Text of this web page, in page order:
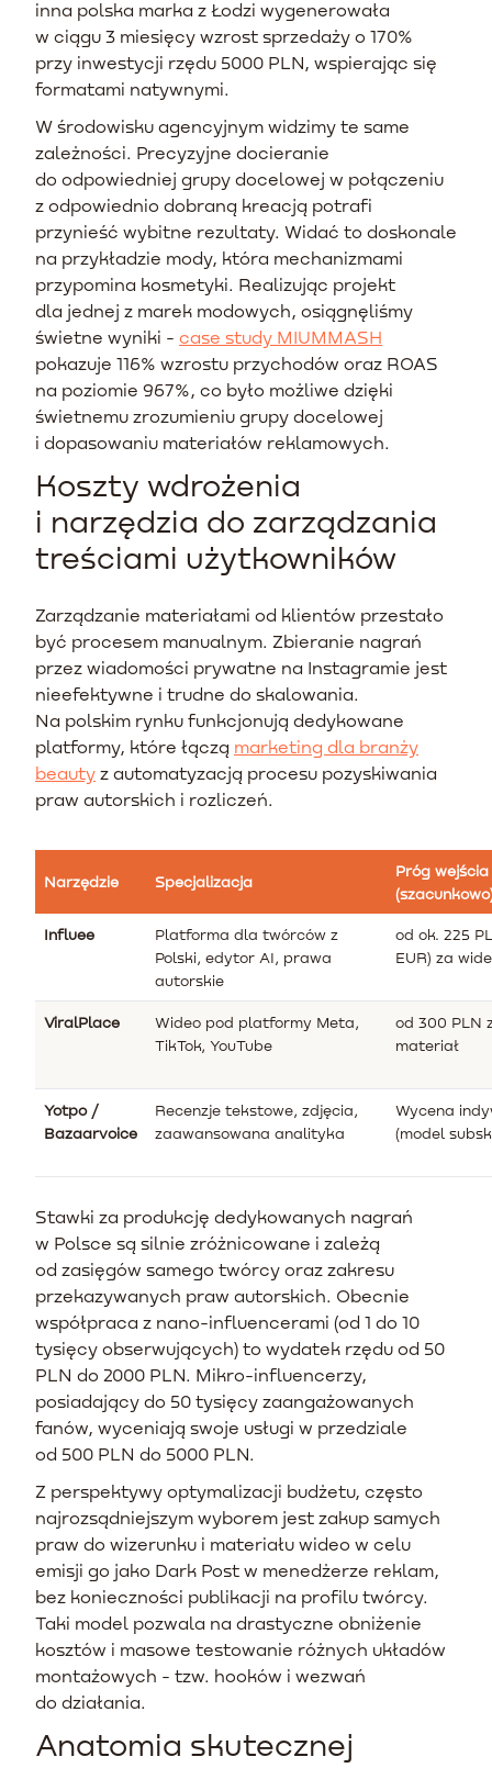
inna polska marka z Łodzi wygenerowała
w ciągu 3 miesięcy wzrost sprzedaży o 170%
przy inwestycji rzędu 5000 PLN, wspierając się
formatami natywnymi.
W środowisku agencyjnym widzimy te same
zależności. Precyzyjne docieranie
do odpowiedniej grupy docelowej w połączeniu
z odpowiednio dobraną kreacją potrafi
przynieść wybitne rezultaty. Widać to doskonale
na przykładzie mody, która mechanizmami
przypomina kosmetyki. Realizując projekt
dla jednej z marek modowych, osiągnęliśmy
świetne wyniki - case study MIUMMASH
pokazuje 116% wzrostu przychodów oraz ROAS
na poziomie 967%, co było możliwe dzięki
świetnemu zrozumieniu grupy docelowej
i dopasowaniu materiałów reklamowych.
Koszty wdrożenia
i narzędzia do zarządzania
treściami użytkowników
Zarządzanie materiałami od klientów przestało
być procesem manualnym. Zbieranie nagrań
przez wiadomości prywatne na Instagramie jest
nieefektywne i trudne do skalowania.
Na polskim rynku funkcjonują dedykowane
platformy, które łączą marketing dla branży
beauty z automatyzacją procesu pozyskiwania
praw autorskich i rozliczeń.
Narzędzie Specjalizacja
Próg wejścia
Influee
Platforma dla twórców z
Polski, edytor AI, prawa
autorskie
od ok. 225
EUR) za
ViralPlace
Wideo pod platformy Meta,
TikTok, YouTube
od 300 PLN
materiał
Yotpo /
Bazaarvoice
Recenzje tekstowe, zdjęcia,
zaawansowana analityka
Wycena
(model
Stawki za produkcję dedykowanych nagrań
w Polsce są silnie zróżnicowane i zależą
od zasięgów samego twórcy oraz zakresu
przekazywanych praw autorskich. Obecnie
współpraca z nano-influencerami (od 1 do 10
tysięcy obserwujących) to wydatek rzędu od 50
PLN do 2000 PLN. Mikro-influencerzy,
posiadający do 50 tysięcy zaangażowanych
fanów, wyceniają swoje usługi w przedziale
od 500 PLN do 5000 PLN.
Z perspektywy optymalizacji budżetu, często
najrozsądniejszym wyborem jest zakup samych
praw do wizerunku i materiału wideo w celu
emisji go jako Dark Post w menedżerze reklam,
bez konieczności publikacji na profilu twórcy.
Taki model pozwala na drastyczne obniżenie
kosztów i masowe testowanie różnych układów
montażowych - tzw. hooków i wezwań
do działania.
Anatomia skutecznej